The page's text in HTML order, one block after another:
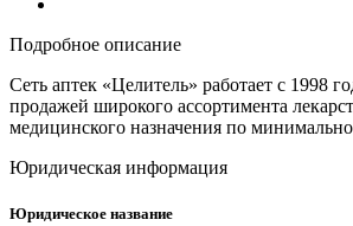
Подробное описание
Сеть аптек «Целитель» работает с 1998
продажей широкого ассортимента
медицинского назначения по
Юридическая информация
Юридическое название